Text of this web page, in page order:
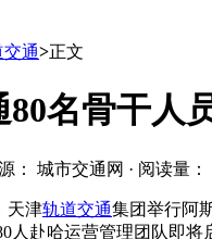
通>正文
名骨干人
： 城市交通网 · 阅读量：
天津轨道交通集团举行阿
人赴哈运营管理团队即将